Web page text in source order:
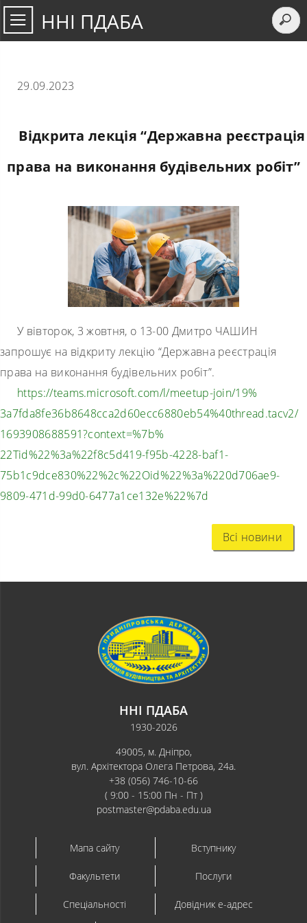
ННІ ПДАБА
29.09.2023
Відкрита лекція “Державна реєстрація
права на виконання будівельних робіт”
У вівторок, 3 жовтня, о 13-00 Дмитро ЧАШИН
запрошує на відкриту лекцію “Державна реєстрація
права на виконання будівельних робіт”.
https://teams.microsoft.com/l/meetup-join/19%
3a7fda8fe36b8648cca2d60ecc6880eb54%40thread.tacv2/
1693908688591?context=%7b%
22Tid%22%3a%22f8c5d419-f95b-4228-baf1-
75b1c9dce830%22%2c%22Oid%22%3a%220d706ae9-
9809-471d-99d0-6477a1ce132e%22%7d
Всі новини
ННІ ПДАБА
1930-2026
49005, м. Дніпро,
вул. Архітектора Олега Петрова, 24а.
+38 (056) 746-10-66
( 9:00 - 15:00 Пн - Пт )
postmaster@pdaba.edu.ua
Мапа сайту Вступнику
Факультети Послуги
Спеціальності Довідник e-адрес